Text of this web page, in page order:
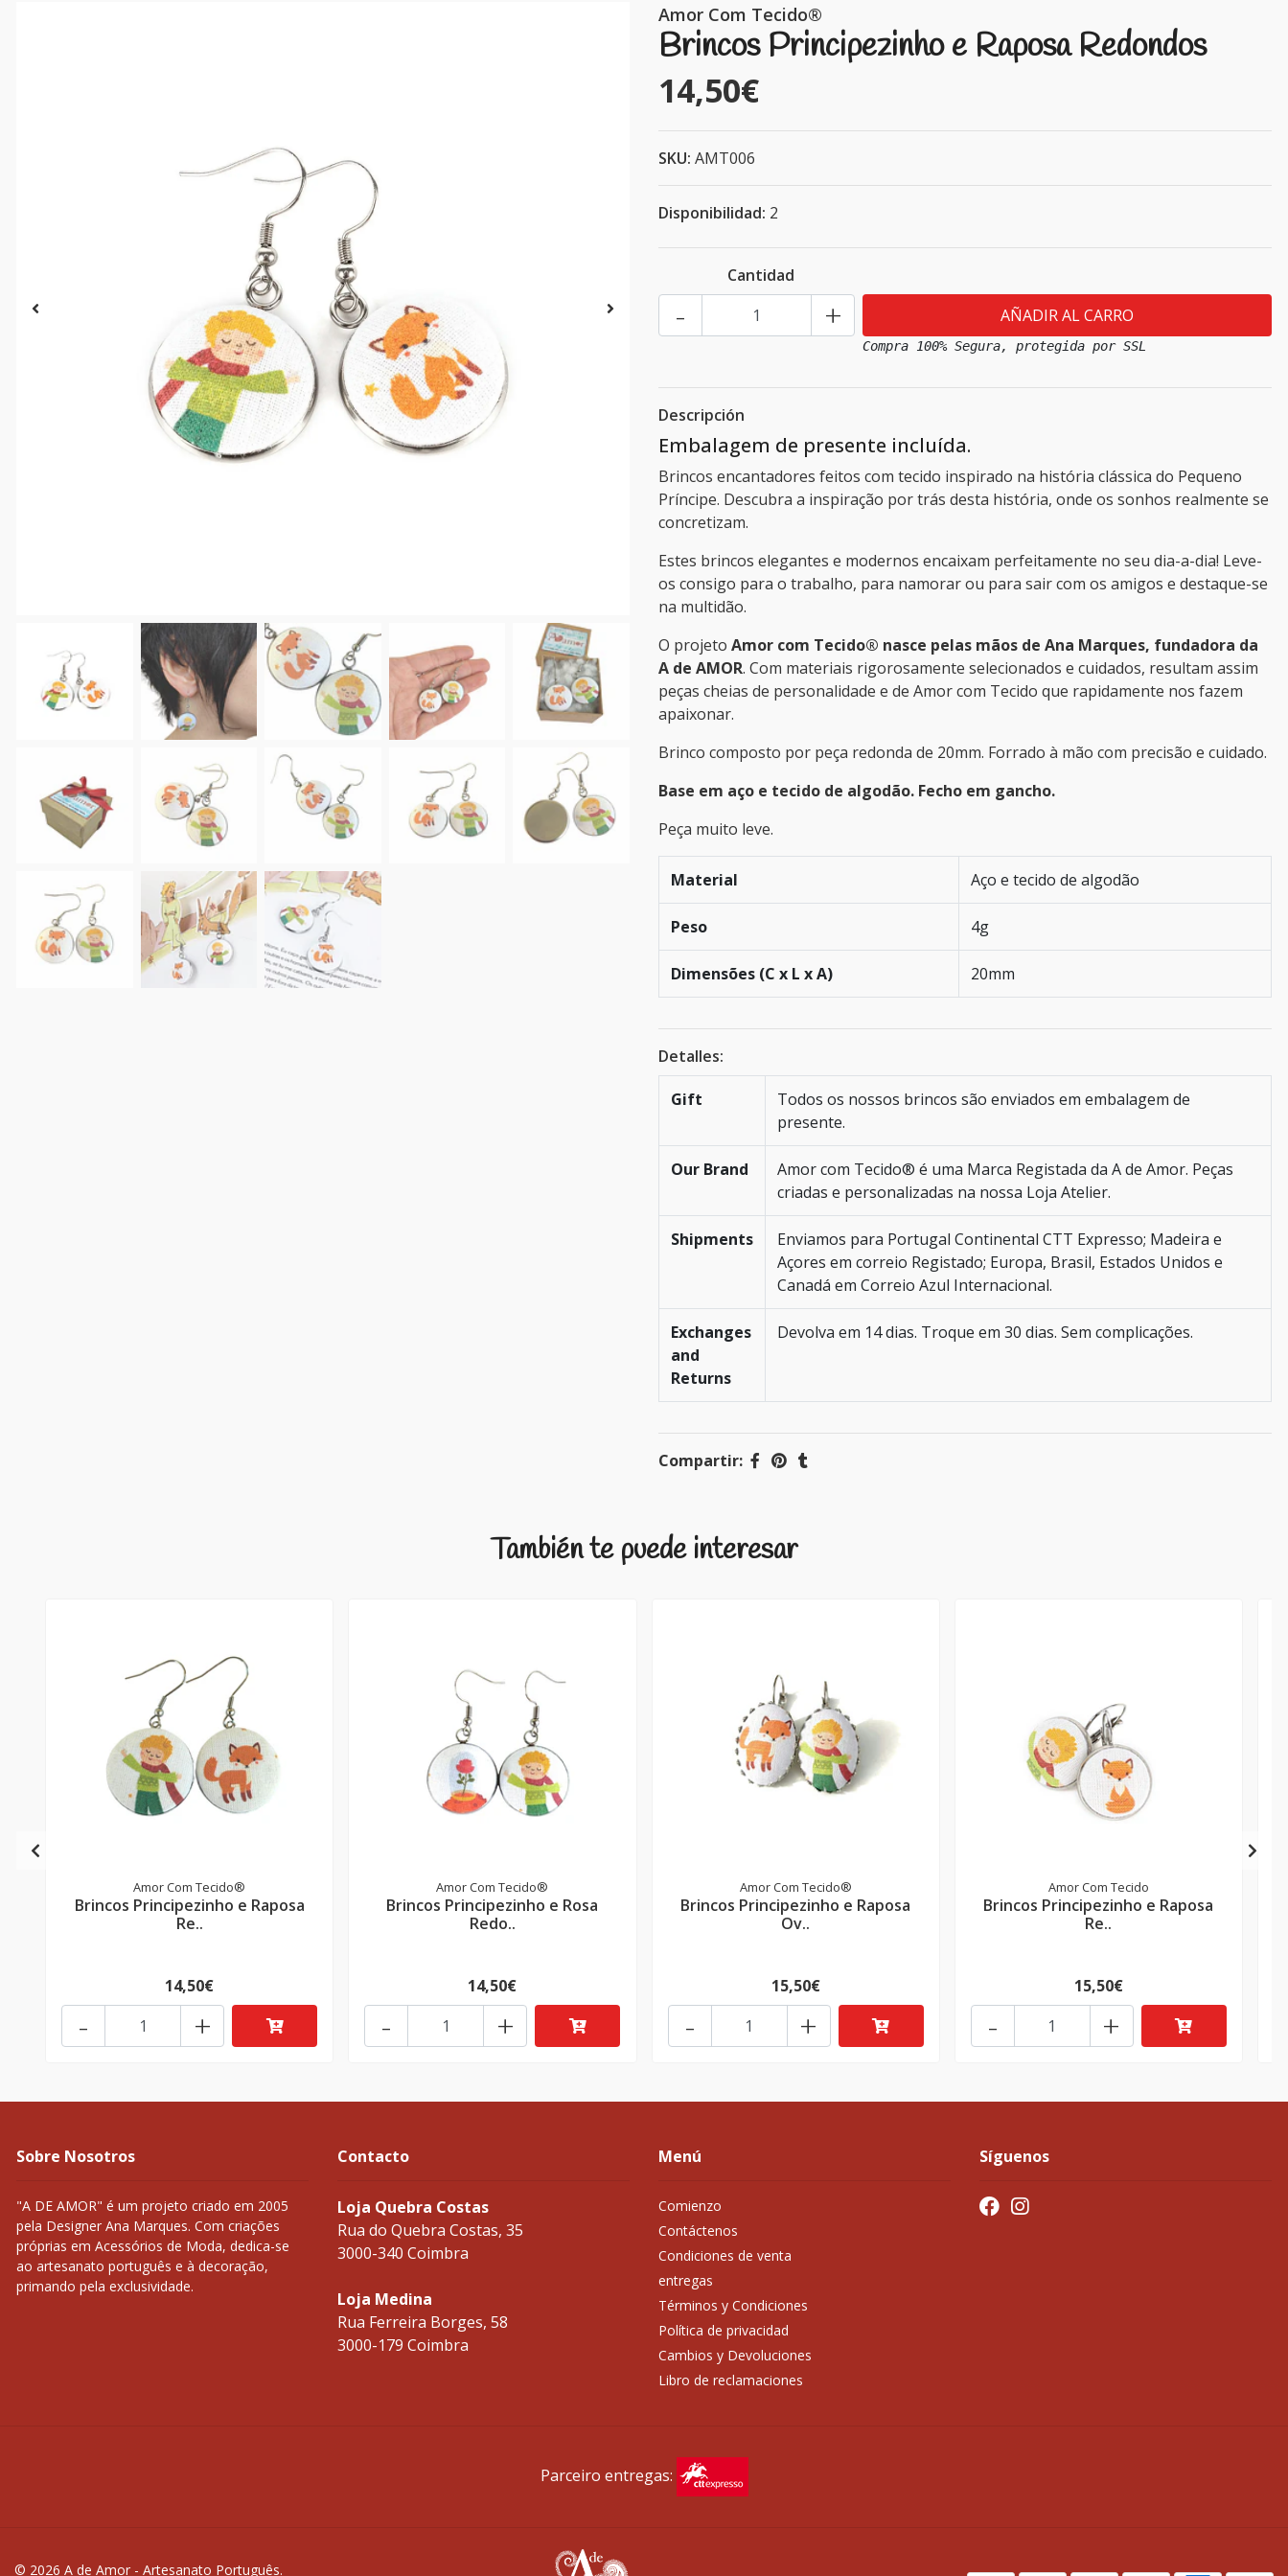
Amor Com Tecido®
Brincos Principezinho e Raposa Redondos
14,50€
SKU: AMT006
Disponibilidad: 2
Cantidad
+
-
Compra 100% Segura, protegida por SSL
Descripción
Embalagem de presente incluída.
Brincos encantadores feitos com tecido inspirado na história clássica do Pequeno
Príncipe. Descubra a inspiração por trás desta história, onde os sonhos realmente se
concretizam.
Estes brincos elegantes e modernos encaixam perfeitamente no seu dia-a-dia! Leve-
os consigo para o trabalho, para namorar ou para sair com os amigos e destaque-se
na multidão.
O projeto Amor com Tecido® nasce pelas mãos de Ana Marques, fundadora da
A de AMOR. Com materiais rigorosamente selecionados e cuidados, resultam assim
peças cheias de personalidade e de Amor com Tecido que rapidamente nos fazem
apaixonar.
Brinco composto por peça redonda de 20mm. Forrado à mão com precisão e cuidado.
Base em aço e tecido de algodão. Fecho em gancho.
Peça muito leve.
Material Aço e tecido de algodão
Peso 4g
Dimensões (C x L x A) 20mm
Detalles:
Gift
Todos os nossos brincos são enviados em embalagem de
presente.
Our Brand
Amor com Tecido® é uma Marca Registada da A de Amor. Peças
criadas e personalizadas na nossa Loja Atelier.
Shipments
Enviamos para Portugal Continental CTT Expresso; Madeira e
Açores em correio Registado; Europa, Brasil, Estados Unidos e
Canadá em Correio Azul Internacional.
Exchanges
and
Returns
Devolva em 14 dias. Troque em 30 dias. Sem complicações.
Compartir:
También te puede interesar
Amor Com Tecido®
Brincos Principezinho e Raposa
Re..
14,50€
+
-
Amor Com Tecido®
Brincos Principezinho e Rosa
Redo..
14,50€
+
-
Amor Com Tecido®
Brincos Principezinho e Raposa
Ov..
15,50€
+
-
Amor Com Tecido
Brincos Principezinho e Raposa
Re..
15,50€
+
-
Sobre Nosotros
"A DE AMOR" é um projeto criado em 2005
pela Designer Ana Marques. Com criações
próprias em Acessórios de Moda, dedica-se
ao artesanato português e à decoração,
primando pela exclusividade.
Contacto
Loja Quebra Costas
Rua do Quebra Costas, 35
3000-340 Coimbra
Loja Medina
Rua Ferreira Borges, 58
3000-179 Coimbra
Menú
Comienzo
Contáctenos
Condiciones de venta
entregas
Términos y Condiciones
Política de privacidad
Cambios y Devoluciones
Libro de reclamaciones
Síguenos
Parceiro entregas:
© 2026 A de Amor - Artesanato Português.